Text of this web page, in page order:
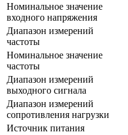
Номинальное значение
входного напряжения
Диапазон измерений
частоты
Номинальное значение
частоты
Диапазон измерений
выходного сигнала
Диапазон измерений
сопротивления нагрузки
Источник питания